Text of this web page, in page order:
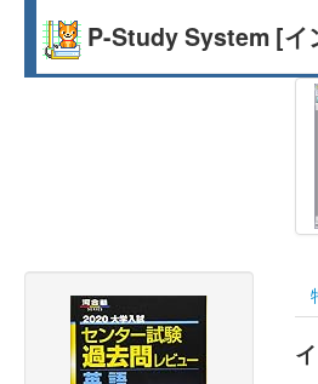
P-Study System [イ